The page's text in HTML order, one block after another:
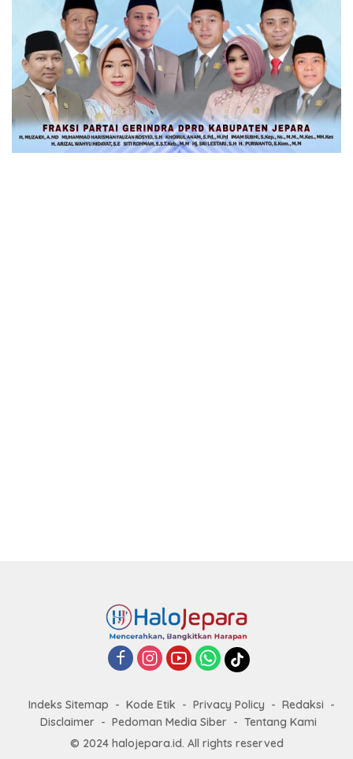
Indeks Sitemap Kode Etik Privacy Policy
Redaksi
Disclaimer
Pedoman Media Siber
Tentang Kami
© 2024 halojepara.id. All rights reserved